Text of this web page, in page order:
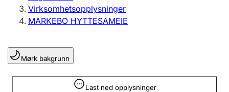
Enkeltpersonforetak
Registrere, endre, slette
Lag og forening
Registrere, endre, slette
Virksomhetsopplysninger
MARKEBO HYTTESAMEIE
Mørk bakgrunn
Last ned opplysninger
Opplysninger er skjult